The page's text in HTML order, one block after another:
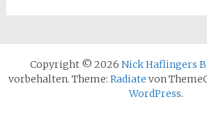
Copyright © 2026 Nick Haflingers
vorbehalten. Theme: Radiate von
WordPress.